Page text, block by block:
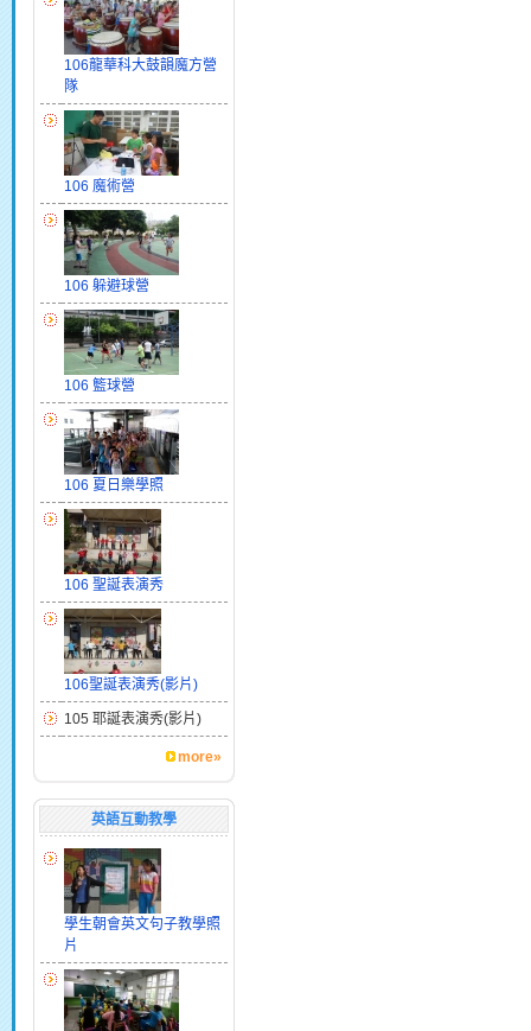
106龍華科大鼓韻魔方營
隊
106 魔術營
106 躲避球營
106 籃球營
106 夏日樂學照
106 聖誕表演秀
106聖誕表演秀(影片)
105 耶誕表演秀(影片)
more»
英語互動教學
學生朝會英文句子教學照
片